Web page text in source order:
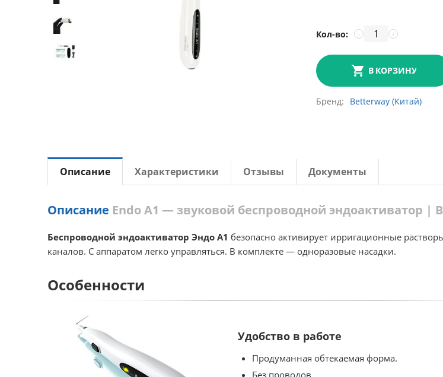
Кол-во: +
−
В КОРЗИНУ
Бренд Betterway (Китай)
Описание Характеристики Отзывы Документы
Описание Endo A1 — звуковой беспроводной эндоактиватор |
Беспроводной эндоактиватор Эндо А1 безопасно активирует ирригационные
каналов. С аппаратом легко управляться. В комплекте — одноразовые насадки.
Особенности
Удобство в работе
Продуманная обтекаемая форма.
Без проводов.